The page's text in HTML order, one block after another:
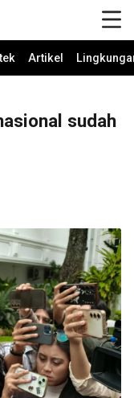
Artikel
sudah